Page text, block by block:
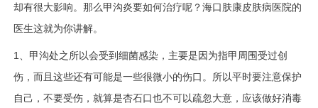
却有很大影响。那么甲沟炎要如何治疗呢？海口肤康皮肤病医院的
医生这就为你讲解。
1、 甲沟处之所以会受到细菌感染，主要是因为指甲周围受过创
伤，而且这些还有可能是一些很微小的伤口。所以平时要注意保护
自己，不要受伤，就算是杏石口也不可以疏忽大意，应该做好消毒